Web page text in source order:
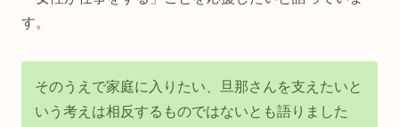
す。
そのうえで家庭に入りたい、旦那さんを支えたいと
いう考えは相反するものではないとも語りました